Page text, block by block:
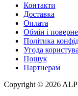
Контакти
Доставка
Оплата
Обмін і
Політика
Угода
Пошук
Партнерам
Copyright © 2026